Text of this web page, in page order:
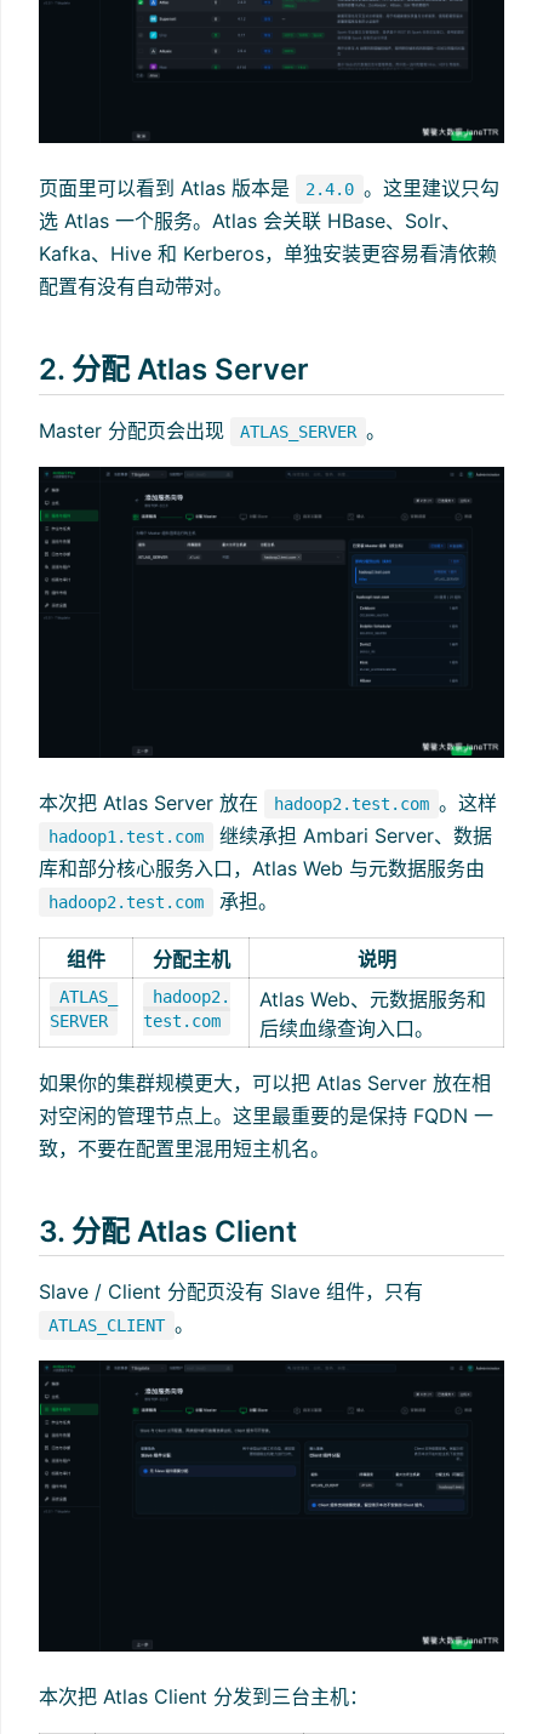
页面里可以看到 Atlas 版本是 2.4.0 。这里建议只勾
选 Atlas 一个服务。Atlas 会关联 HBase、Solr、
Kafka、Hive 和 Kerberos，单独安装更容易看清依赖
配置有没有自动带对。
2. 分配 Atlas Server
Master 分配页会出现 ATLAS_SERVER 。
本次把 Atlas Server 放在 hadoop2.test.com 。这样
hadoop1.test.com
继续承担 Ambari Server、数据
库和部分核心服务入口，Atlas Web 与元数据服务由
hadoop2.test.com 承担。
组件 分配主机 说明
ATLAS_
SERVER
hadoop2.
test.com
Atlas Web、元数据服务和
后续血缘查询入口。
如果你的集群规模更大，可以把 Atlas Server 放在相
对空闲的管理节点上。这里最重要的是保持 FQDN 一
致，不要在配置里混用短主机名。
3. 分配 Atlas Client
Slave / Client 分配页没有 Slave 组件，只有
ATLAS_CLIENT 。
本次把 Atlas Client 分发到三台主机：